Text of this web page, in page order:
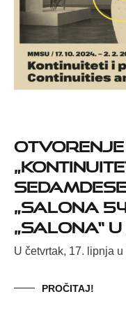
„Salona
„Salona“
U četvrtak, 17. lipnja
PROČITAJ!